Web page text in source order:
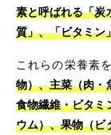
素と呼ばれる「炭
質」、「ビタミン
これらの栄養素
物）、主菜（肉・
食物繊維・ビタミ
ウム）、果物（ビ